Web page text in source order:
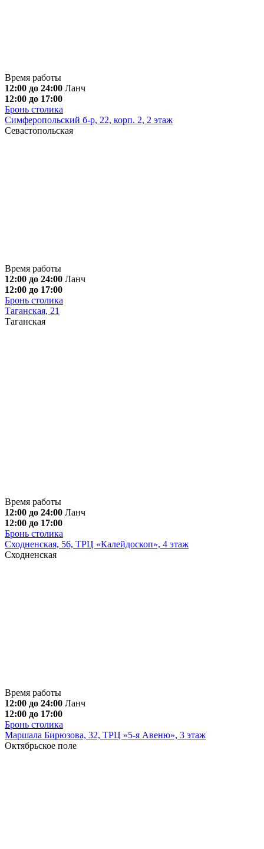
Время работы
12:00 до 24:00 Ланч
12:00 до 17:00
Бронь столика
Симферопольский б-р, 22, корп. 2, 2 этаж
Севастопольская
Время работы
12:00 до 24:00 Ланч
12:00 до 17:00
Бронь столика
Таганская, 21
Таганская
Время работы
12:00 до 24:00 Ланч
12:00 до 17:00
Бронь столика
Сходненская, 56, ТРЦ «Калейдоскоп», 4 этаж
Сходненская
Время работы
12:00 до 24:00 Ланч
12:00 до 17:00
Бронь столика
Маршала Бирюзова, 32, ТРЦ «5-я Авеню», 3 этаж
Октябрьское поле